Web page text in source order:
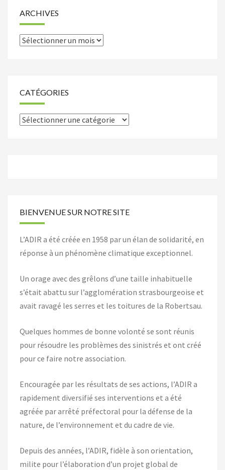
ARCHIVES
Archives
CATÉGORIES
Catégories
BIENVENUE SUR NOTRE SITE
L’ADIR a été créée en 1958 par un élan de solidarité, en
réponse à un phénomène climatique exceptionnel.
Un orage avec des grêlons d’une taille inhabituelle
s’était abattu sur l’agglomération strasbourgeoise et
avait ravagé les serres et les toitures de la Robertsau.
Quelques hommes de bonne volonté se sont réunis
pour résoudre les problèmes des sinistrés et ont créé
pour ce faire notre association.
Encouragée par les résultats de ses actions, l’ADIR a
rapidement diversifié ses interventions et a été
agréée par arrêté préfectoral pour la défense de la
nature, de l’environnement et du cadre de vie.
Depuis des années, l’ADIR, fidèle à son orientation,
milite pour l’élaboration d’un projet global de